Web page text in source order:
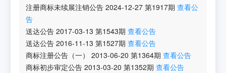
注册商标未续展注销公告 2024-12-27 第1917期 查看公
告
送达公告 2017-03-13 第1543期 查看公告
送达公告 2016-11-13 第1527期 查看公告
商标注册公告（一）
2013-06-20 第1364期 查看公告
商标初步审定公告 2013-03-20 第1352期 查看公告